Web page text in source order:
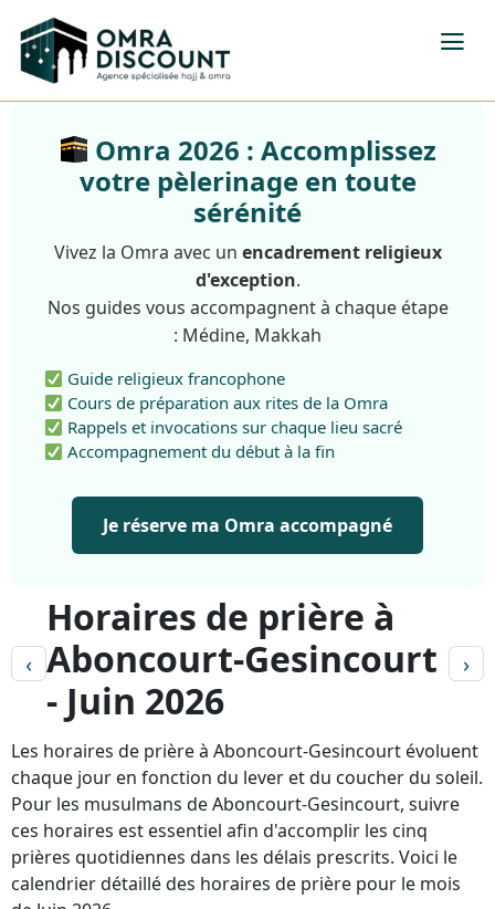
Omra 2026 : Accomplissez
votre pèlerinage en toute
sérénité
Vivez la Omra avec un encadrement religieux
d'exception.
Nos guides vous accompagnent à chaque étape
: Médine, Makkah
Guide religieux francophone
Cours de préparation aux rites de la Omra
Rappels et invocations sur chaque lieu sacré
Accompagnement du début à la fin
Je réserve ma Omra accompagné
‹
Horaires de prière à
Aboncourt-Gesincourt
- Juin 2026
›
Les horaires de prière à Aboncourt-Gesincourt évoluent
chaque jour en fonction du lever et du coucher du soleil.
Pour les musulmans de Aboncourt-Gesincourt, suivre
ces horaires est essentiel afin d'accomplir les cinq
prières quotidiennes dans les délais prescrits. Voici le
calendrier détaillé des horaires de prière pour le mois